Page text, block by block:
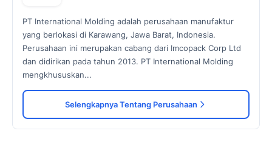
PT International Molding adalah perusahaan manufaktur
yang berlokasi di Karawang, Jawa Barat, Indonesia.
Perusahaan ini merupakan cabang dari Imcopack Corp Ltd
dan didirikan pada tahun 2013. PT International Molding
mengkhususkan...
Selengkapnya Tentang Perusahaan